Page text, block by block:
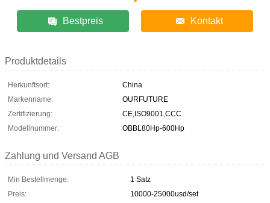
Bestpreis Kontakt
Produktdetails
Herkunftsort:
China
Markenname:
OURFUTURE
Zertifizierung:
CE,ISO9001,CCC
Modellnummer:
OBBL80Hp-600Hp
Zahlung und Versand AGB
Min Bestellmenge:
1 Satz
Preis:
10000-25000usd/set